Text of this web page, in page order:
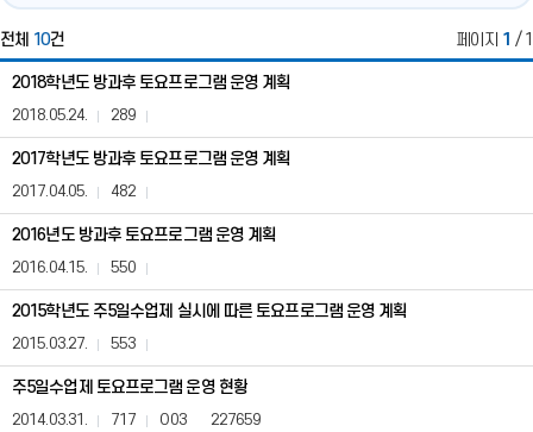
전체 10건 페이지 1 / 1
토
요
프
로
그
(사
정
보
공
표)
시
판
은
번
2018학년도 방과후 토요프로그램 운영 계획
2018.05.24. 289
2017학년도 방과후 토요프로그램 운영 계획
2017.04.05. 482
2016년도 방과후 토요프로그램 운영 계획
2016.04.15. 550
2015학년도 주5일수업제 실시에 따른 토요프로그램 운영 계획
2015.03.27. 553
주5일수업제 토요프로그램 운영 현황
2014.03.31. 717 O03 227659